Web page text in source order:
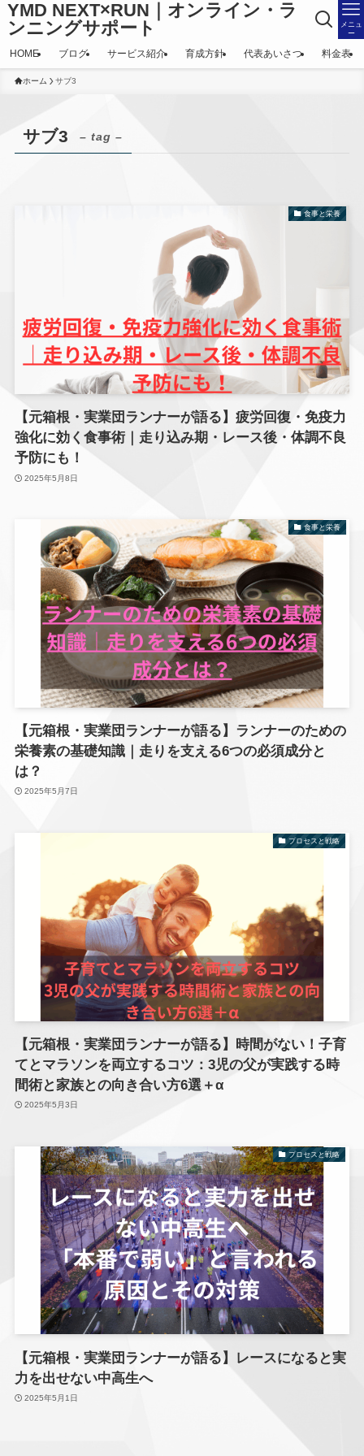
YMD NEXT×RUN｜オンライン・ラ
ンニングサポート
メニュ
ー
HOME ブログ サービス紹介 育成方針 代表あいさつ 料金表
ホーム サブ3
サブ3 – tag –
食事と栄養
【元箱根・実業団ランナーが語る】疲労回復・免疫力
強化に効く食事術｜走り込み期・レース後・体調不良
予防にも！
2025年5月8日
食事と栄養
【元箱根・実業団ランナーが語る】ランナーのための
栄養素の基礎知識｜走りを支える6つの必須成分と
は？
2025年5月7日
プロセスと戦略
【元箱根・実業団ランナーが語る】時間がない！子育
てとマラソンを両立するコツ：3児の父が実践する時
間術と家族との向き合い方6選＋α
2025年5月3日
プロセスと戦略
【元箱根・実業団ランナーが語る】レースになると実
力を出せない中高生へ
2025年5月1日